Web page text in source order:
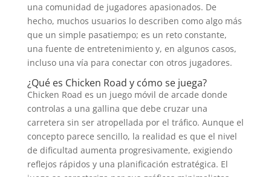
una comunidad de jugadores apasionados. De
hecho, muchos usuarios lo describen como algo más
que un simple pasatiempo; es un reto constante,
una fuente de entretenimiento y, en algunos casos,
incluso una vía para conectar con otros jugadores.
¿Qué es Chicken Road y cómo se juega?
Chicken Road es un juego móvil de arcade donde
controlas a una gallina que debe cruzar una
carretera sin ser atropellada por el tráfico. Aunque el
concepto parece sencillo, la realidad es que el nivel
de dificultad aumenta progresivamente, exigiendo
reflejos rápidos y una planificación estratégica. El